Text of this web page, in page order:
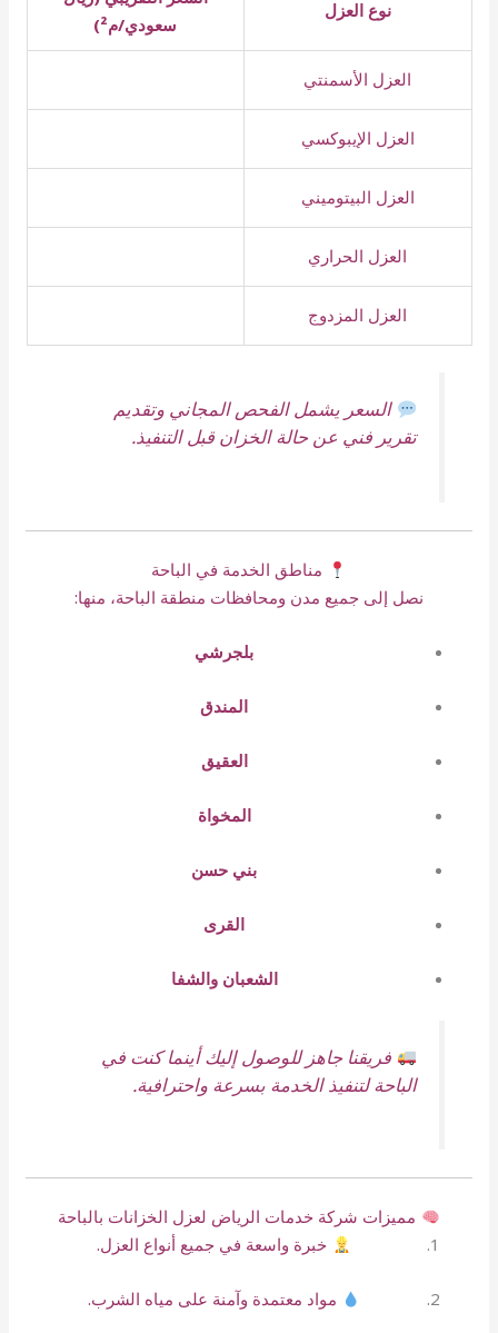
نوع العزل
سعودي/م²)
العزل الأسمنتي
العزل الإيبوكسي
العزل البيتوميني
العزل الحراري
العزل المزدوج
السعر يشمل الفحص المجاني وتقديم
تقرير فني عن حالة الخزان قبل التنفيذ.
مناطق الخدمة في الباحة
نصل إلى جميع مدن ومحافظات منطقة الباحة، منها:
بلجرشي
المندق
العقيق
المخواة
بني حسن
القرى
الشعبان والشفا
فريقنا جاهز للوصول إليك أينما كنت في
الباحة لتنفيذ الخدمة بسرعة واحترافية.
مميزات شركة خدمات الرياض لعزل الخزانات بالباحة
خبرة واسعة في جميع أنواع العزل.
مواد معتمدة وآمنة على مياه الشرب.